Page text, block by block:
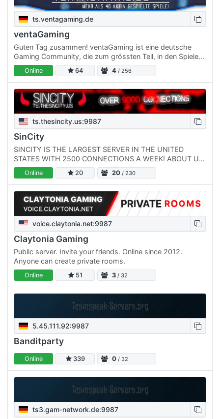
ts.ventagaming.de
ventaGaming
Guten Tag zusammen! ventaGaming ist eine deutsche
Gaming Community, die zum grössten Teil, in den Spielen
Counter Strike, Overwatch und Garry's Mod vertreten ist.
Unser…
Online 64 4 / 256
ts.thesincity.us:9987
SinCity
SINCITY IS THE LARGEST SERVER IN THE UNITED
STATES WITH 2500 CONNECTIONS A WEEK! ABOUT US:
SinCity was created with the intention of forging global
friendships and…
Online 20 20 / 230
voice.claytonia.net:9987
Claytonia Gaming
Public server. Invite your friends. Online since 2012.
Anyone can create private rooms.
Online 51 3 / 32
5.45.111.92:9987
Banditparty
Online 339 0 / 32
ts3.gam-network.de:9987